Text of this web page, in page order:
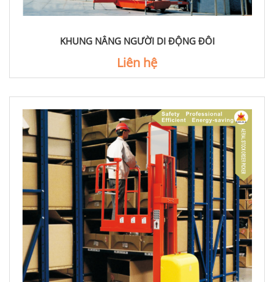
KHUNG NÂNG NGƯỜI DI ĐỘNG ĐÔI
Liên hệ